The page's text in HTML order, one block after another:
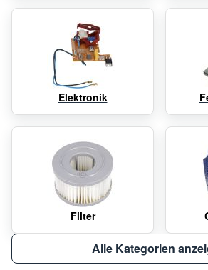
Elektronik
Filter
Alle Kategorien